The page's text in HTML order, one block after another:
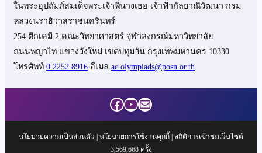
ในพระอุปถัมภ์สมเด็จพระเจ้าพี่นางเธอ เจ้าฟ้ากัลยาณิวัฒนา กรม
หลวงนราธิวาสราชนครินทร์
254 ตึกเคมี 2 คณะวิทยาศาสตร์ จุฬาลงกรณ์มหาวิทยาลัย
ถนนพญาไท แขวงวังใหม่ เขตปทุมวัน กรุงเทพมหานคร 10330
โทรศัพท์ 0 2252 8916 อีเมล ac.olympiads@posn.or.th
Facebook
YouTube
Mail
นโยบายความเป็นส่วนตัว | นโยบายการใช้งานคุกกี้ | สถิติการเข้าชมเว็บไซต์
3,569,668ครั้ง